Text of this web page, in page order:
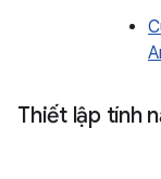
Thiết lập tính